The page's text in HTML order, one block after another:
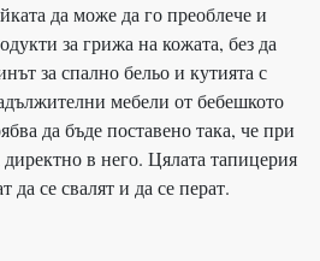
да може да го преоблече и
за грижа на кожата, без да
за спално бельо и кутията с
мебели от бебешкото
да бъде поставено така, че при
в него. Цялата тапицерия
да се свалят и да се перат.